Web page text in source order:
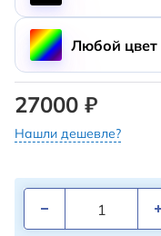
Любой цвет
27000 ₽
Нашли дешевле?